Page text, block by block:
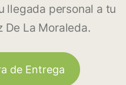
llegada personal a tu
De La Moraleda.
de Entrega